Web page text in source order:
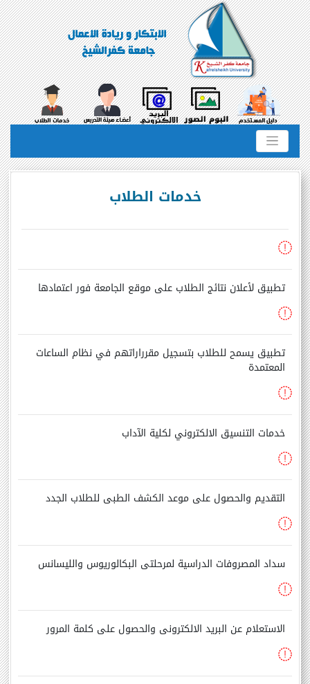
خدمات الطلاب
تطبيق لأعلان نتائج الطلاب على موقع الجامعة فور اعتمادها
تطبيق يسمح للطلاب بتسجيل مقرراراتهم في نظام الساعات
المعتمدة
خدمات التنسيق الالكتروني لكلية الآداب
التقديم والحصول على موعد الكشف الطبى للطلاب الجدد
سداد المصروفات الدراسية لمرحلتى البكالوريوس والليسانس
الاستعلام عن البريد الالكترونى والحصول على كلمة المرور